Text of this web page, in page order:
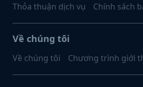
Thỏa thuận dịch vụ Chính sách
Về chúng tôi
Về chúng tôi Chương trình giới